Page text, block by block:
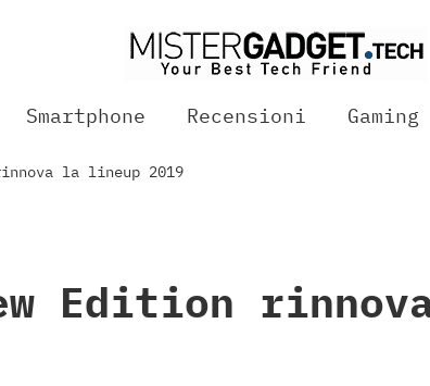
Smartphone Recensioni Gaming
la lineup 2019
Edition